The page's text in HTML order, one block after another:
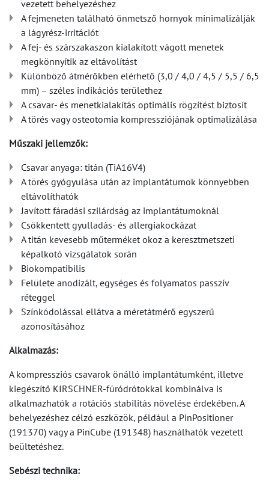
vezetett behelyezéshez
A fejmeneten található önmetsző hornyok minimalizálják
a lágyrész-irritációt
A fej- és szárszakaszon kialakított vágott menetek
megkönnyítik az eltávolítást
Különböző átmérőkben elérhető (3,0 / 4,0 / 4,5 / 5,5 / 6,5
mm) – széles indikációs területhez
A csavar- és menetkialakítás optimális rögzítést biztosít
A törés vagy osteotomia kompressziójának optimalizálása
Műszaki jellemzők:
Csavar anyaga: titán (TiA16V4)
A törés gyógyulása után az implantátumok könnyebben
eltávolíthatók
Javított fáradási szilárdság az implantátumoknál
Csökkentett gyulladás- és allergiakockázat
A titán kevesebb műterméket okoz a keresztmetszeti
képalkotó vizsgálatok során
Biokompatibilis
Felülete anodizált, egységes és folyamatos passzív
réteggel
Színkódolással ellátva a méretátmérő egyszerű
azonosításához
Alkalmazás:
A kompressziós csavarok önálló implantátumként, illetve
kiegészítő KIRSCHNER-fúródrótokkal kombinálva is
alkalmazhatók a rotációs stabilitás növelése érdekében. A
behelyezéshez célzó eszközök, például a PinPositioner
(191370) vagy a PinCube (191348) használhatók vezetett
beültetéshez.
Sebészi technika: